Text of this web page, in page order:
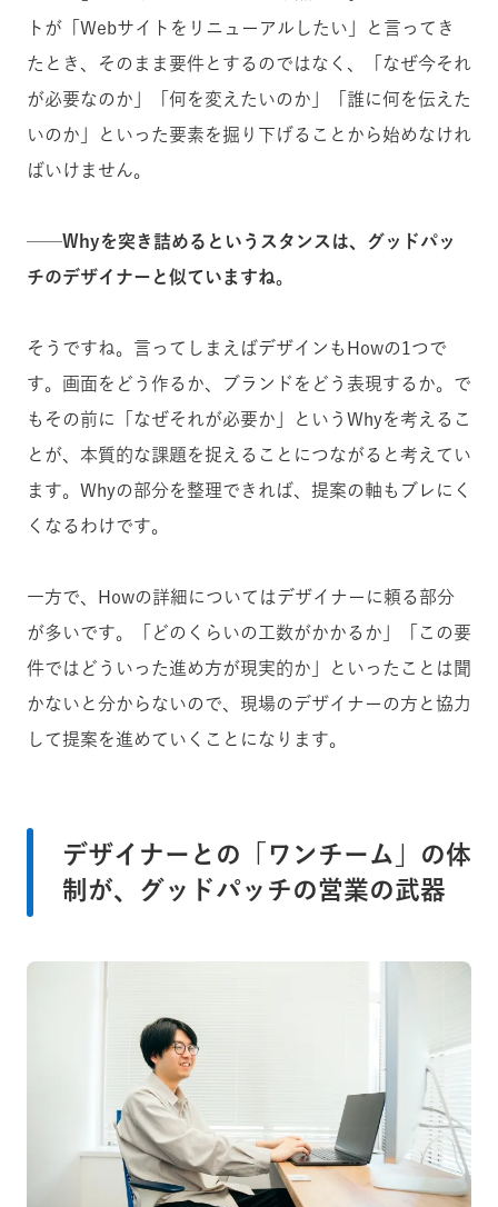
トが「Webサイトをリニューアルしたい」と言ってき
たとき、そのまま要件とするのではなく、「なぜ今それ
が必要なのか」「何を変えたいのか」「誰に何を伝えた
いのか」といった要素を掘り下げることから始めなけれ
ばいけません。
──Whyを突き詰めるというスタンスは、グッドパッ
チのデザイナーと似ていますね。
そうですね。言ってしまえばデザインもHowの1つで
す。画面をどう作るか、ブランドをどう表現するか。で
もその前に「なぜそれが必要か」というWhyを考えるこ
とが、本質的な課題を捉えることにつながると考えてい
ます。Whyの部分を整理できれば、提案の軸もブレにく
くなるわけです。
一方で、Howの詳細についてはデザイナーに頼る部分
が多いです。「どのくらいの工数がかかるか」「この要
件ではどういった進め方が現実的か」といったことは聞
かないと分からないので、現場のデザイナーの方と協力
して提案を進めていくことになります。
デザイナーとの「ワンチーム」の体
制が、グッドパッチの営業の武器